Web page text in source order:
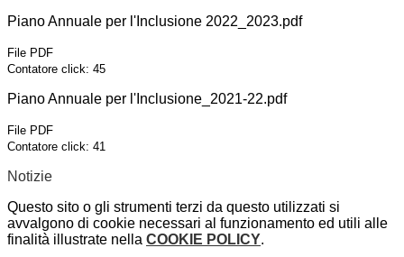
Piano Annuale per l'Inclusione 2022_2023.pdf
File PDF
Contatore click: 45
Piano Annuale per l'Inclusione_2021-22.pdf
File PDF
Contatore click: 41
Notizie
Questo sito o gli strumenti terzi da questo utilizzati si
avvalgono di cookie necessari al funzionamento ed utili alle
finalità illustrate nella COOKIE POLICY.